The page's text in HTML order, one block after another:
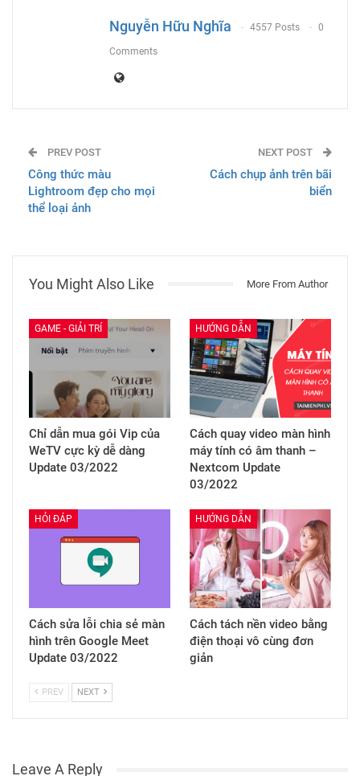
Nguyễn Hữu Nghĩa 4557 Posts 0
Comments
PREV POST
Công thức màu
Lightroom đẹp cho mọi
thể loại ảnh
NEXT POST
Cách chụp ảnh trên bãi
biển
You Might Also Like More From Author
GAME - GIẢI TRÍ
Chỉ dẫn mua gói Vip của
WeTV cực kỳ dễ dàng
Update 03/2022
HƯỚNG DẪN
Cách quay video màn hình
máy tính có âm thanh –
Nextcom Update
03/2022
HỎI ĐÁP
Cách sửa lỗi chia sẻ màn
hình trên Google Meet
Update 03/2022
HƯỚNG DẪN
Cách tách nền video bằng
điện thoại vô cùng đơn
giản
PREV NEXT
Leave A Reply